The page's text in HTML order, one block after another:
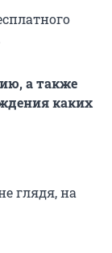
а также
каких
глядя, на